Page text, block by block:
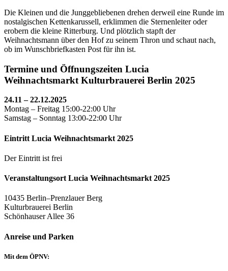
Die Kleinen und die Junggebliebenen drehen derweil eine Runde im
nostalgischen Kettenkarussell, erklimmen die Sternenleiter oder
erobern die kleine Ritterburg. Und plötzlich stapft der
Weihnachtsmann über den Hof zu seinem Thron und schaut nach,
ob im Wunschbriefkasten Post für ihn ist.
Termine und Öffnungszeiten Lucia
Weihnachtsmarkt Kulturbrauerei Berlin 2025
24.11 – 22.12.2025
Montag – Freitag 15:00-22:00 Uhr
Samstag – Sonntag 13:00-22:00 Uhr
Eintritt Lucia Weihnachtsmarkt 2025
Der Eintritt ist frei
Veranstaltungsort Lucia Weihnachtsmarkt 2025
10435 Berlin–Prenzlauer Berg
Kulturbrauerei Berlin
Schönhauser Allee 36
Anreise und Parken
Mit dem ÖPNV: